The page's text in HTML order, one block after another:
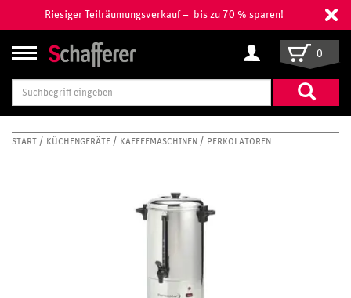
Riesiger Teilräumungsverkauf – bis zu 70 % sparen!
Suchbegriff
eingeben
0
START KÜCHENGERÄTE KAFFEEMASCHINEN PERKOLATOREN